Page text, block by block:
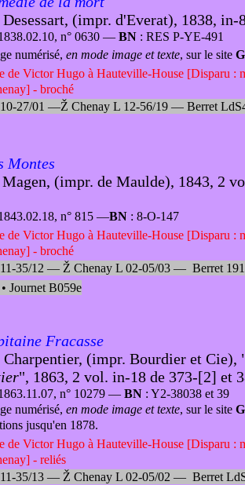
(impr. d'Everat), 1838, in-
n° 0630 — BN: RES P-YE-491
numérisé, en mode image et texte, sur le site
de Victor Hugo à Hauteville-House [Disparu :
- broché
27/01 —Ž Chenay L 12-56/19 —Berret
Montes
(impr. de Maulde), 1843, 2
n° 815 —BN: 8-O-147
de Victor Hugo à Hauteville-House [Disparu :
- broché
35/12 — Ž Chenay L 02-05/03 — Berret
• Journet B059e
Fracasse
(impr. Bourdier et Cie),
", 1863, 2 vol. in-18 de 373-[2] et
n° 10279 — BN: Y2-38038 et 39
numérisé, en mode image et texte, sur le site
jusqu'en 1878.
de Victor Hugo à Hauteville-House [Disparu :
- reliés
35/13 — Ž Chenay L 02-05/02 — Berret